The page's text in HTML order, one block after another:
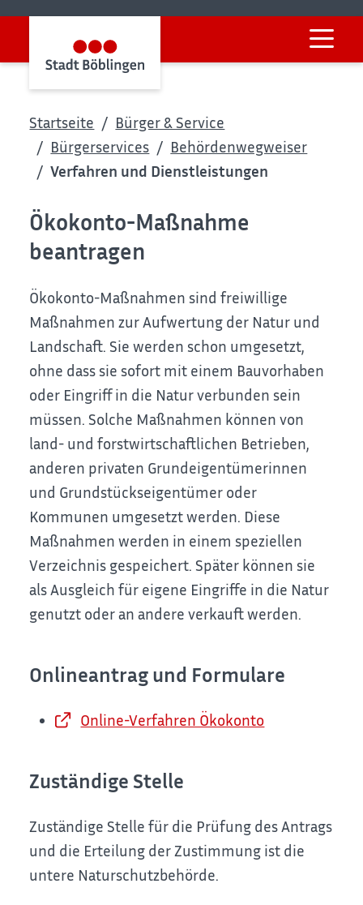
Startseite
Bürger & Service
Bürgerservices
Behördenwegweiser
Verfahren und Dienstleistungen
Ökokonto-Maßnahme
beantragen
Ökokonto-Maßnahmen sind freiwillige
Maßnahmen zur Aufwertung der Natur und
Landschaft. Sie werden schon umgesetzt,
ohne dass sie sofort mit einem Bauvorhaben
oder Eingriff in die Natur verbunden sein
müssen. Solche Maßnahmen können von
land- und forstwirtschaftlichen Betrieben,
anderen privaten Grundeigentümerinnen
und Grundstückseigentümer oder
Kommunen umgesetzt werden. Diese
Maßnahmen werden in einem speziellen
Verzeichnis gespeichert. Später können sie
als Ausgleich für eigene Eingriffe in die Natur
genutzt oder an andere verkauft werden.
Onlineantrag und Formulare
Online-Verfahren Ökokonto
Zuständige Stelle
Zuständige Stelle für die Prüfung des Antrags
und die Erteilung der Zustimmung ist die
untere Naturschutzbehörde.